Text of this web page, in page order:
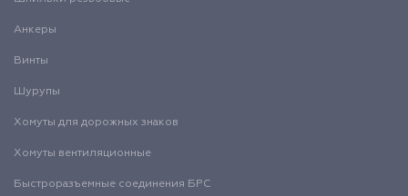
Анкеры
Винты
Шурупы
Хомуты для дорожных знаков
Хомуты вентиляционные
Быстроразъемные соединения БРС